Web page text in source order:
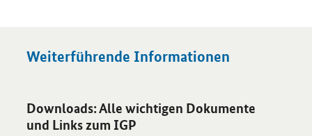
Weiterführende Informationen
Downloads: Alle wichtigen Dokumente
und Links zum IGP
Öffnet Einzelsicht